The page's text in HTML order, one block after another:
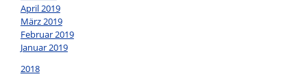
April 2019
März 2019
Februar 2019
Januar 2019
2018